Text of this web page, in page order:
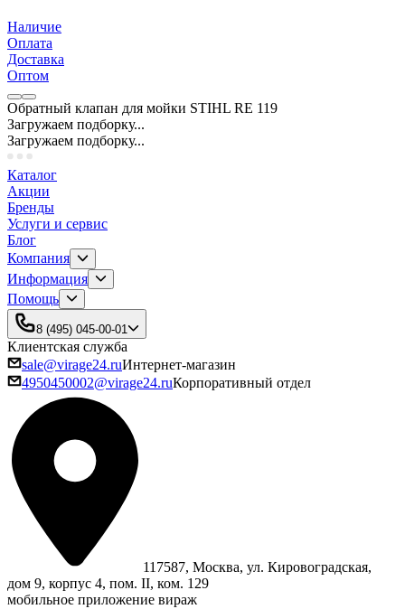
Наличие
Оплата
Доставка
Оптом
Обратный клапан для мойки STIHL RE 119
Загружаем подборку...
Загружаем подборку...
Каталог
Акции
Бренды
Услуги и сервис
Блог
Компания
Информация
Помощь
8 (495) 045-00-01
Клиентская служба
sale@virage24.ruИнтернет-магазин
4950450002@virage24.ruКорпоративный отдел
117587, Москва, ул. Кировоградская,
дом 9, корпус 4, пом. II, ком. 129
мобильное приложение вираж